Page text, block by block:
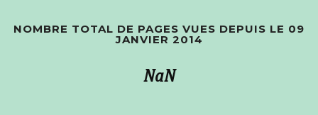
NOMBRE TOTAL DE PAGES VUES DEPUIS LE 09
JANVIER 2014
NaN